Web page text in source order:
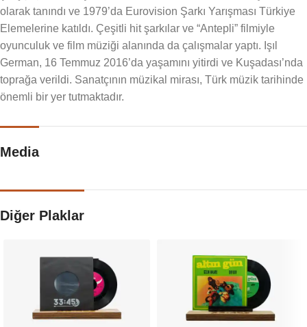
olarak tanındı ve 1979’da Eurovision Şarkı Yarışması Türkiye
Elemelerine katıldı. Çeşitli hit şarkılar ve “Antepli” filmiyle
oyunculuk ve film müziği alanında da çalışmalar yaptı. Işıl
German, 16 Temmuz 2016’da yaşamını yitirdi ve Kuşadası’nda
toprağa verildi. Sanatçının müzikal mirası, Türk müzik tarihinde
önemli bir yer tutmaktadır.
Media
Diğer Plaklar